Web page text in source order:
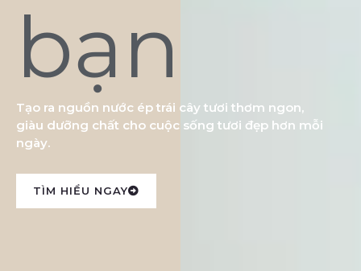
bạn
Tạo ra nguồn nước ép trái cây tươi thơm ngon,
giàu dưỡng chất cho cuộc sống tươi đẹp hơn mỗi
ngày.
TÌM HIỂU NGAY